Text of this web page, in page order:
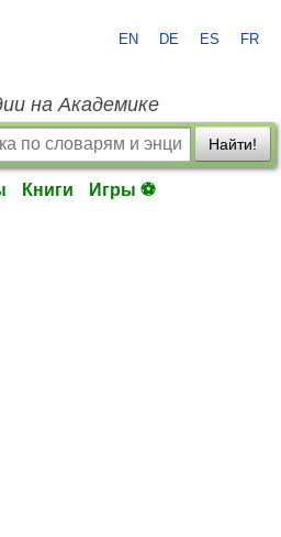
EN DE ES FR
на Академике
Найти!
Книги Игры ⚽